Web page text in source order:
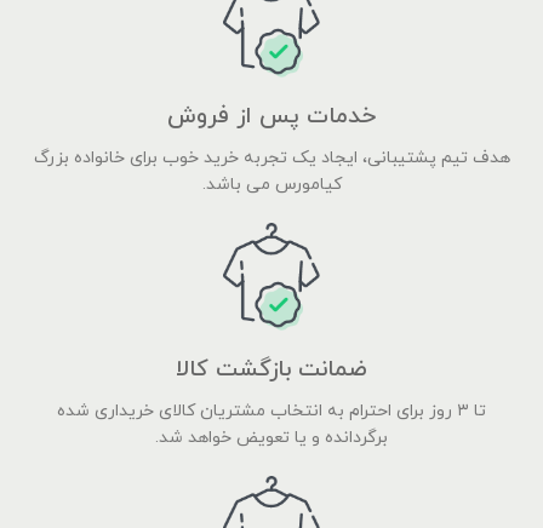
خدمات پس از فروش
هدف تیم پشتیبانی، ایجاد یک تجربه خرید خوب برای خانواده بزرگ
کیامورس می باشد.
ضمانت بازگشت کالا
تا ۳ روز برای احترام به انتخاب مشتریان کالای خریداری شده
برگردانده و یا تعویض خواهد شد.